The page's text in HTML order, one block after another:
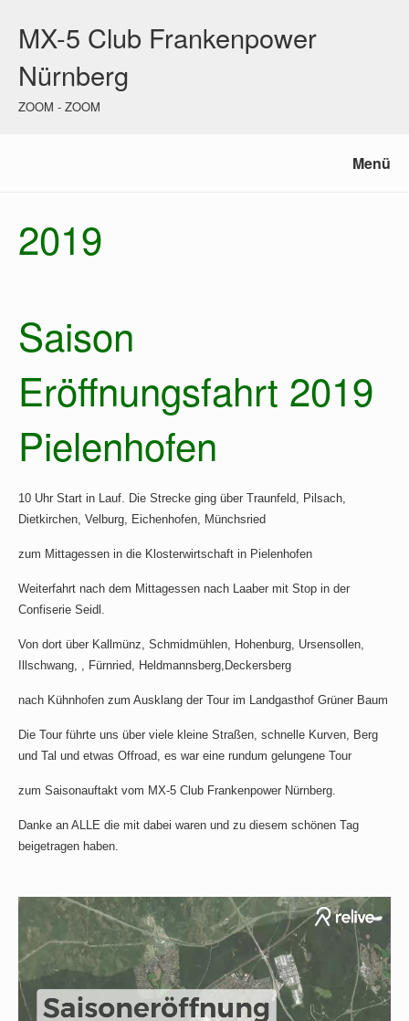
MX-5 Club Frankenpower
Nürnberg
ZOOM - ZOOM
Menü
2019
Saison
Eröffnungsfahrt 2019
Pielenhofen
10 Uhr Start in Lauf. Die Strecke ging über Traunfeld, Pilsach,
Dietkirchen, Velburg, Eichenhofen, Münchsried
zum Mittagessen in die Klosterwirtschaft in Pielenhofen
Weiterfahrt nach dem Mittagessen nach Laaber mit Stop in der
Confiserie Seidl.
Von dort über Kallmünz, Schmidmühlen, Hohenburg, Ursensollen,
Illschwang, , Fürnried, Heldmannsberg,Deckersberg
nach Kühnhofen zum Ausklang der Tour im Landgasthof Grüner Baum
Die Tour führte uns über viele kleine Straßen, schnelle Kurven, Berg
und Tal und etwas Offroad, es war eine rundum gelungene Tour
zum Saisonauftakt vom MX-5 Club Frankenpower Nürnberg.
Danke an ALLE die mit dabei waren und zu diesem schönen Tag
beigetragen haben.